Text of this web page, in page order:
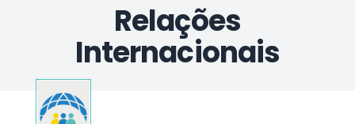
Relações
Internacionais